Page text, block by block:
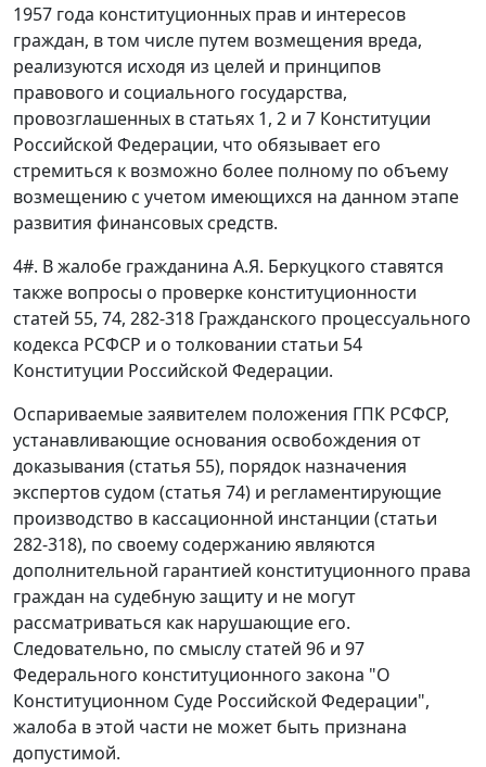
1957 года конституционных прав и интересов
граждан, в том числе путем возмещения вреда,
реализуются исходя из целей и принципов
правового и социального государства,
провозглашенных в статьях 1, 2 и 7 Конституции
Российской Федерации, что обязывает его
стремиться к возможно более полному по объему
возмещению с учетом имеющихся на данном этапе
развития финансовых средств.
4#. В жалобе гражданина А.Я. Беркуцкого ставятся
также вопросы о проверке конституционности
статей 55, 74, 282-318 Гражданского процессуального
кодекса РСФСР и о толковании статьи 54
Конституции Российской Федерации.
Оспариваемые заявителем положения ГПК РСФСР,
устанавливающие основания освобождения от
доказывания (статья 55), порядок назначения
экспертов судом (статья 74) и регламентирующие
производство в кассационной инстанции (статьи
282-318), по своему содержанию являются
дополнительной гарантией конституционного права
граждан на судебную защиту и не могут
рассматриваться как нарушающие его.
Следовательно, по смыслу статей 96 и 97
Федерального конституционного закона "О
Конституционном Суде Российской Федерации",
жалоба в этой части не может быть признана
допустимой.